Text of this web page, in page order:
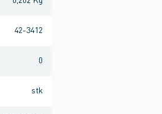
42-3412
0
stk